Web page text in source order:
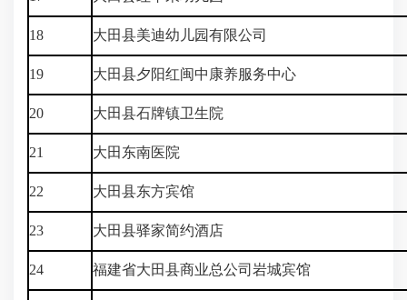
18 大田县美迪幼儿园有限公司
19 大田县夕阳红闽中康养服务中心
20 大田县石牌镇卫生院
21 大田东南医院
22 大田县东方宾馆
23 大田县驿家简约酒店
24 福建省大田县商业总公司岩城宾馆